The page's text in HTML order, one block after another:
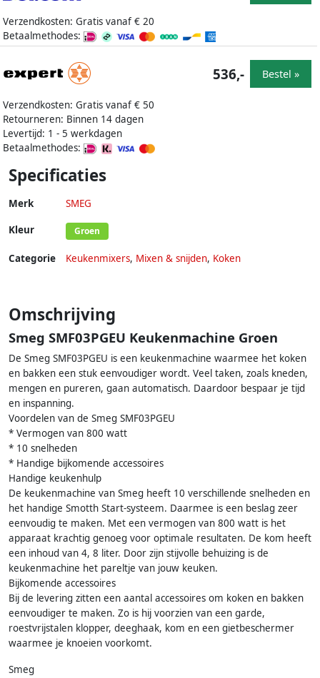
Verzendkosten: Gratis vanaf € 20
Betaalmethodes:
Verzendkosten: Gratis vanaf € 50
Retourneren: Binnen 14 dagen
Levertijd: 1 - 5 werkdagen
Betaalmethodes:
536,- Bestel »
Specificaties
Merk SMEG
Kleur Groen
Categorie Keukenmixers, Mixen & snijden, Koken
Omschrijving
Smeg SMF03PGEU Keukenmachine Groen
De Smeg SMF03PGEU is een keukenmachine waarmee het koken
en bakken een stuk eenvoudiger wordt. Veel taken, zoals kneden,
mengen en pureren, gaan automatisch. Daardoor bespaar je tijd
en inspanning.
Voordelen van de Smeg SMF03PGEU
* Vermogen van 800 watt
* 10 snelheden
* Handige bijkomende accessoires
Handige keukenhulp
De keukenmachine van Smeg heeft 10 verschillende snelheden en
het handige Smotth Start-systeem. Daarmee is een beslag zeer
eenvoudig te maken. Met een vermogen van 800 watt is het
apparaat krachtig genoeg voor optimale resultaten. De kom heeft
een inhoud van 4, 8 liter. Door zijn stijvolle behuizing is de
keukenmachine het pareltje van jouw keuken.
Bijkomende accessoires
Bij de levering zitten een aantal accessoires om koken en bakken
eenvoudiger te maken. Zo is hij voorzien van een garde,
roestvrijstalen klopper, deeghaak, kom en een gietbeschermer
waarmee je knoeien voorkomt.
Smeg